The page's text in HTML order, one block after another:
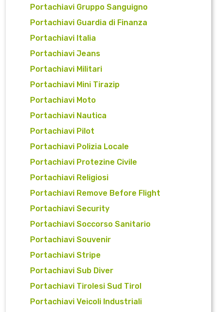
Portachiavi Gruppo Sanguigno
Portachiavi Guardia di Finanza
Portachiavi Italia
Portachiavi Jeans
Portachiavi Militari
Portachiavi Mini Tirazip
Portachiavi Moto
Portachiavi Nautica
Portachiavi Pilot
Portachiavi Polizia Locale
Portachiavi Protezine Civile
Portachiavi Religiosi
Portachiavi Remove Before Flight
Portachiavi Security
Portachiavi Soccorso Sanitario
Portachiavi Souvenir
Portachiavi Stripe
Portachiavi Sub Diver
Portachiavi Tirolesi Sud Tirol
Portachiavi Veicoli Industriali